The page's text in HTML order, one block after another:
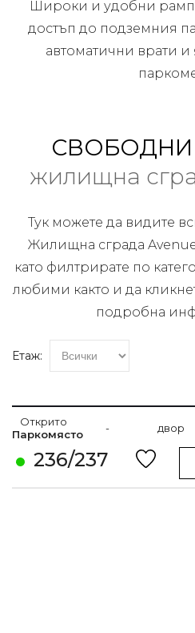
Широки и удобни
достъп до подземния
автоматични врати
жилищна
Тук можете да видите
Жилищна сграда
като филтрирате по
любими както и да
подробна
Етаж:
236/237
Открито
Паркомясто
- двор